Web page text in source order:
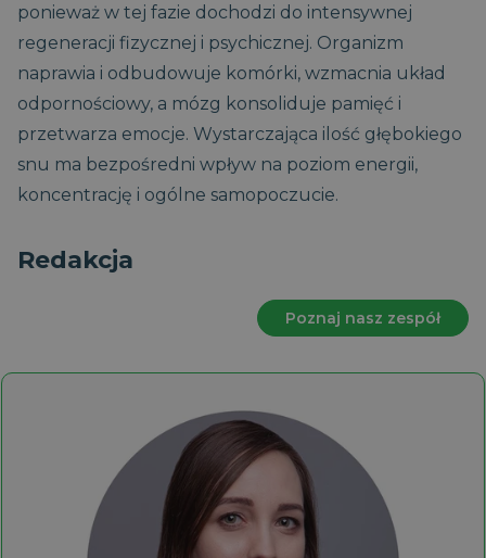
ponieważ w tej fazie dochodzi do intensywnej
regeneracji fizycznej i psychicznej. Organizm
naprawia i odbudowuje komórki, wzmacnia układ
odpornościowy, a mózg konsoliduje pamięć i
przetwarza emocje. Wystarczająca ilość głębokiego
snu ma bezpośredni wpływ na poziom energii,
koncentrację i ogólne samopoczucie.
Redakcja
Poznaj nasz zespół